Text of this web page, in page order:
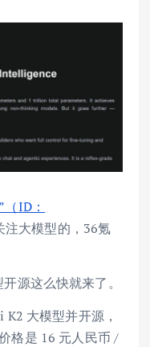
ID：
注大模型的，36氪
源这么快就来了。
大模型并开源，
格是 16 元人民币 /